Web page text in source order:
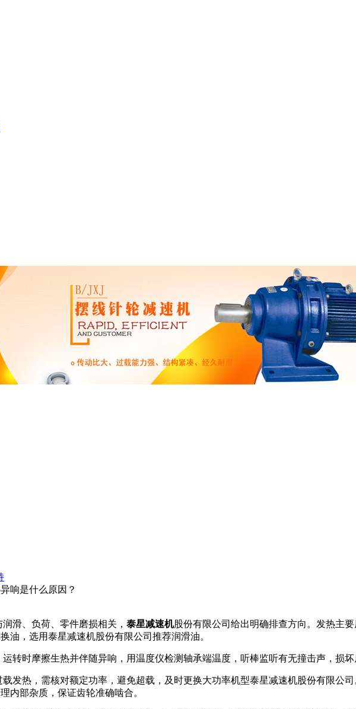
响是什么原因？
滑、负荷、零件磨损相关， 泰星减速机股份有限公司给出明确排查方向。发热主
油，选用泰星减速机股份有限公司推荐润滑油。
转时摩擦生热并伴随异响，用温度仪检测轴承端温度，听棒监听有无撞击声，损坏
发热，需核对额定功率，避免超载，及时更换大功率机型泰星减速机股份有限公
内部杂质，保证齿轮准确啮合。